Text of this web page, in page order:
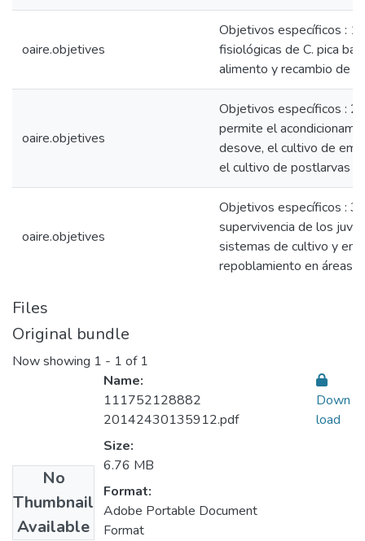
oaire.objetives
Objetivos específicos :
fisiológicas de C. pica
alimento y recambio de
oaire.objetives
Objetivos específicos :
permite el
desove, el cultivo de
el cultivo de postlarvas
oaire.objetives
Objetivos específicos : 3.
supervivencia de los
sistemas de cultivo y en
repoblamiento en áreas
Files
Original bundle
Now showing 1 - 1 of 1
No
Thumbnail
Available
Name:
111752128882
20142430135912.pdf
Size:
6.76 MB
Format:
Adobe Portable Document
Format
Down
load